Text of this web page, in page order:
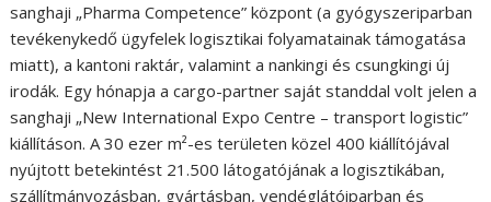
sanghaji „Pharma Competence” központ (a gyógyszeriparban
tevékenykedő ügyfelek logisztikai folyamatainak támogatása
miatt), a kantoni raktár, valamint a nankingi és csungkingi új
irodák. Egy hónapja a cargo-partner saját standdal volt jelen a
sanghaji „New International Expo Centre – transport logistic”
kiállításon. A 30 ezer m²-es területen közel 400 kiállítójával
nyújtott betekintést 21.500 látogatójának a logisztikában,
szállítmányozásban, gyártásban, vendéglátóiparban és